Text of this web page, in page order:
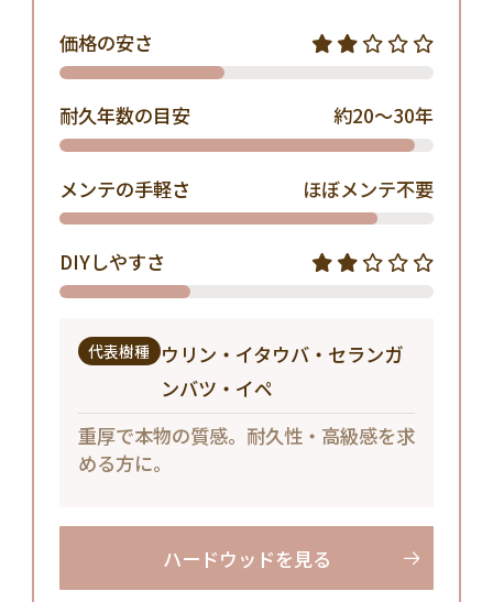
価格の安さ
耐久年数の目安 約20〜30年
メンテの手軽さ ほぼメンテ不要
DIYしやすさ
代表樹種 ウリン・イタウバ・セランガ
ンバツ・イペ
重厚で本物の質感。耐久性・高級感を求
める方に。
ハードウッドを見る